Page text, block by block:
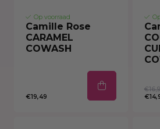
Op voorraad
Camille Rose
CARAMEL
COWASH
€19,49